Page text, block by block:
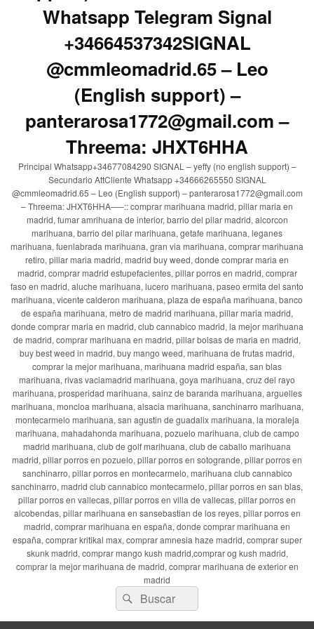
Whatsapp Telegram Signal
+34664537342SIGNAL
@cmmleomadrid.65 – Leo
(English support) –
panterarosa1772@gmail.com –
Threema: JHXT6HHA
Principal Whatsapp+34677084290 SIGNAL – yeffy (no english support) –
Secundario AttCliente Whatsapp +34666265550 SIGNAL
@cmmleomadrid.65 – Leo (English support) – panterarosa1772@gmail.com
– Threema: JHXT6HHA—–:: comprar marihuana madrid, pillar maria en
madrid, fumar amrihuana de interior, barrio del pilar madrid, alcorcon
marihuana, barrio del pilar marihuana, getafe marihuana, leganes
marihuana, fuenlabrada marihuana, gran via marihuana, comprar marihuana
retiro, pillar maria madrid, madrid buy weed, donde comprar maria en
madrid, comprar madrid estupefacientes, pillar porros en madrid, comprar
faso en madrid, aluche marihuana, lucero marihuana, paseo ermita del santo
marihuana, vicente calderon marihuana, plaza de españa marihuana, banco
de españa marihuana, metro de madrid marihuana, pillar maria madrid,
donde comprar maria en madrid, club cannabico madrid, la mejor marihuana
de madrid, comprar marihuana en madrid, pillar bolsas de maria en madrid,
buy best weed in madrid, buy mango weed, marihuana de frutas madrid,
comprar la mejor marihuana, marihuana madrid españa, san blas
marihuana, rivas vaciamadrid marihuana, goya marihuana, cruz del rayo
marihuana, prosperidad marihuana, sainz de baranda marihuana, arguelles
marihuana, moncloa marihuana, alsacia marihuana, sanchinarro marihuana,
montecarmelo marihuana, san agustin de guadalix marihuana, la moraleja
marihuana, mahadahonda marihuana, pozuelo marihuana, club de campo
madrid marihuana, club de golf marihuana, club de caballo marihuana
madrid, pillar porros en pozuelo, pillar porros en sotogrande, pillar porros en
sanchinarro, pillar porros en montecarmelo, marihuana club cannabico
sanchinarro, madrid club cannabico montecarmelo, pillar porros en san blas,
pillar porros en vallecas, pillar porros en villa de vallecas, pillar porros en
alcobendas, pillar marihuana en sansebastian de los reyes, pillar porros en
madrid, comprar marihuana en españa, donde comprar marihuana en
españa, comprar kritikal max, comprar amnesia haze madrid, comprar super
skunk madrid, comprar mango kush madrid,comprar og kush madrid,
comprar la mejor marihuana de madrid, comprar marihuana de exterior en
madrid
Buscar
por:
Buscar